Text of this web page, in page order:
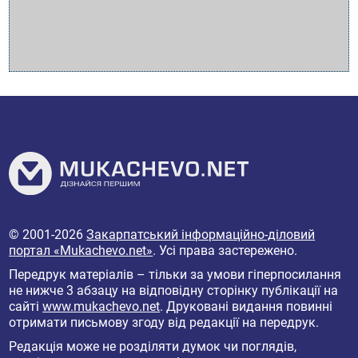
© 2001-2026Закарпатський інформаційно-діловий
портал «Mukachevo.net». Усі права застережено.
Передрук матеріалів – тільки за умови гіперпосилання
не нижче 3 абзацу на відповідну сторінку публікації на
сайтіwww.mukachevo.net. Друковані видання повинні
отримати письмову згоду від редакції на передрук.
Редакція може не розділяти думок чи поглядів,